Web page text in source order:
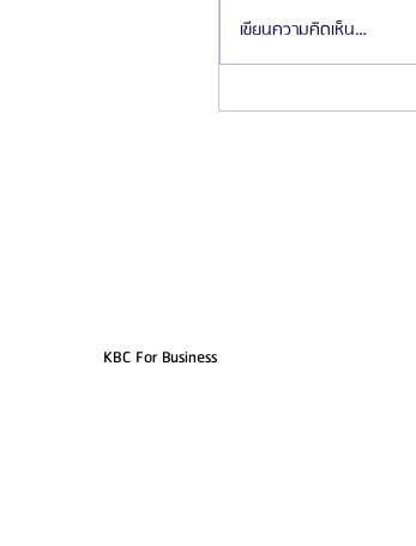
รัฐบาลเกาหลียกให้ “ไท
ศัลยกรรมเกาหลีที่ให
เขียนความคิดเห็น…
KBC For Business